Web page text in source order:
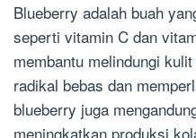
Blueberry adalah buah
seperti vitamin C dan
membantu melindungi
radikal bebas dan
blueberry juga
meningkatkan produksi